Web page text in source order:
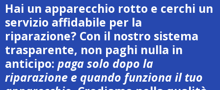
Hai un apparecchio rotto e cerchi un
servizio affidabile per la
riparazione? Con il nostro sistema
trasparente, non paghi nulla in
anticipo: paga solo dopo la
riparazione e quando funziona il tuo